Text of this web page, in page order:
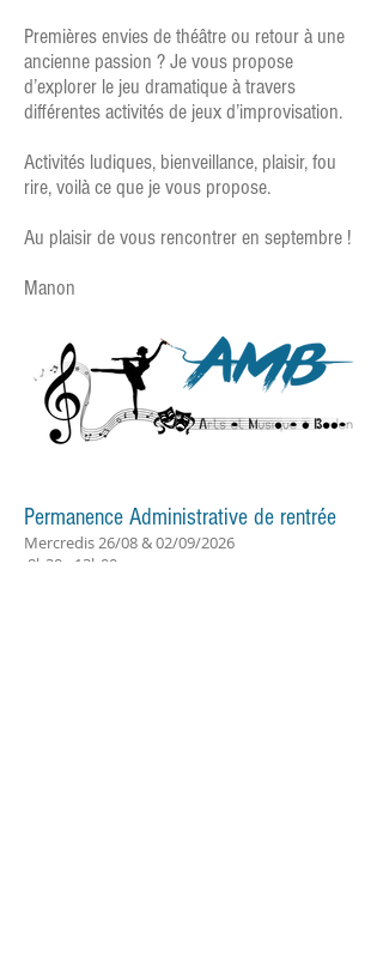
Premières envies de théâtre ou retour à une
ancienne passion ? Je vous propose
d’explorer le jeu dramatique à travers
différentes activités de jeux d’improvisation.
Activités ludiques, bienveillance, plaisir, fou
rire, voilà ce que je vous propose.
Au plaisir de vous rencontrer en septembre !
Manon
Permanence Administrative de rentrée
Mercredis 26/08 & 02/09/2026
8h30 - 13h00